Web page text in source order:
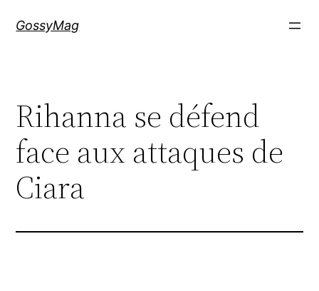
GossyMag
Rihanna se défend
face aux attaques de
Ciara